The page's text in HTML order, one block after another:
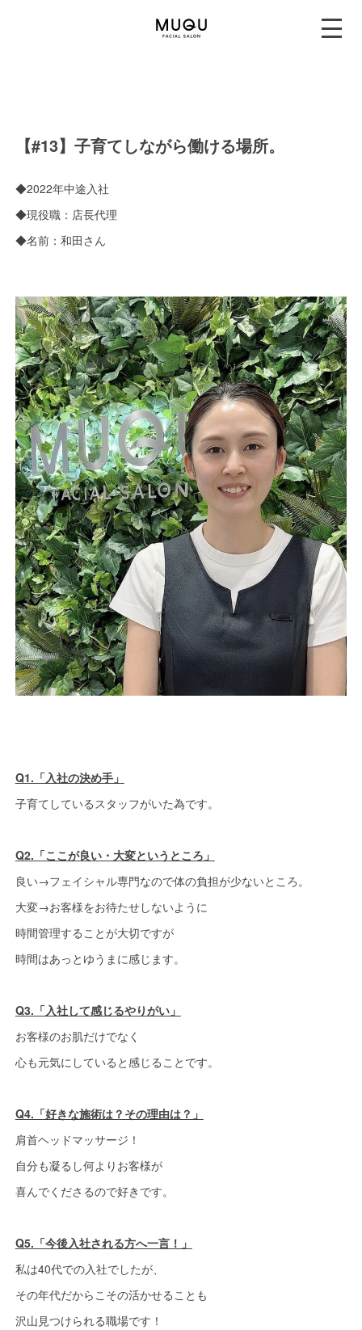
【#13】子育てしながら働ける場所。
◆2022年中途入社
◆現役職：店長代理
◆名前：和田さん
Q1.「入社の決め手」
子育てしているスタッフがいた為です。
Q2.「ここが良い・大変というところ」
良い→フェイシャル専門なので体の負担が少ないところ。
大変→お客様をお待たせしないように
時間管理することが大切ですが
時間はあっとゆうまに感じます。
Q3.「入社して感じるやりがい」
お客様のお肌だけでなく
心も元気にしていると感じることです。
Q4.「好きな施術は？その理由は？」
肩首ヘッドマッサージ！
自分も凝るし何よりお客様が
喜んでくださるので好きです。
Q5.「今後入社される方へ一言！」
私は40代での入社でしたが、
その年代だからこその活かせることも
沢山見つけられる職場です！